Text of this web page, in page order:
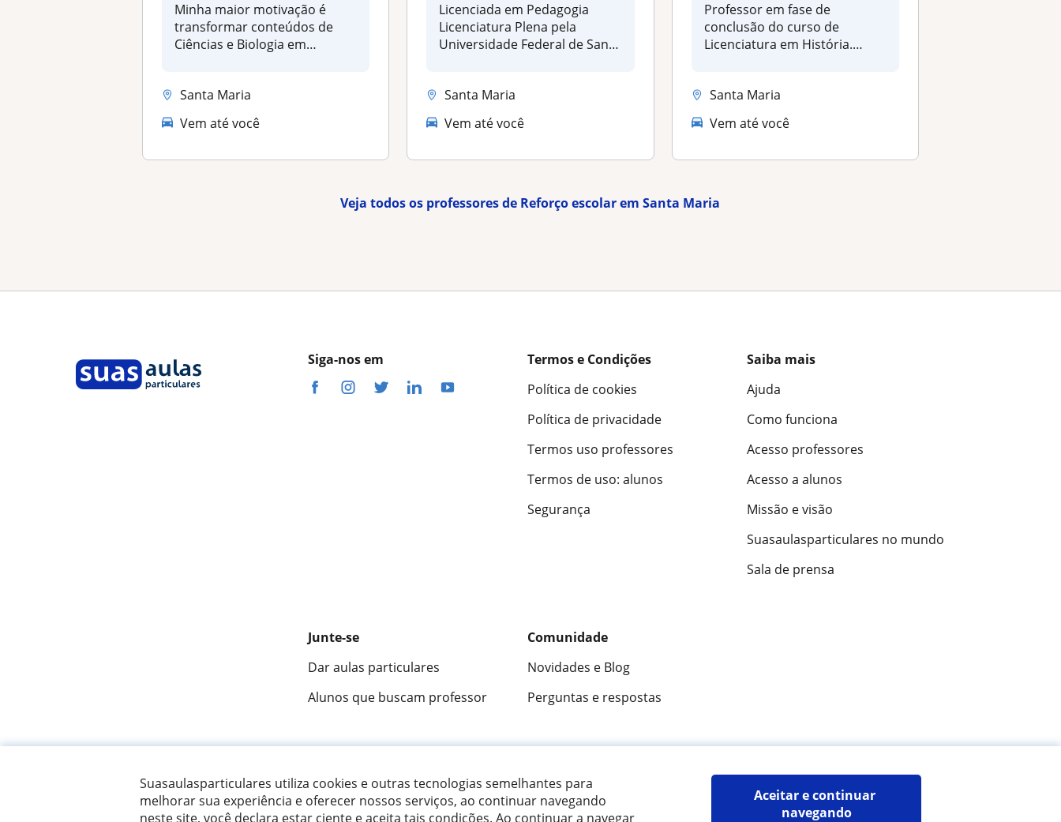
Suasaulasparticulares utiliza cookies e outras tecnologias semelhantes para
melhorar sua experiência e oferecer nossos serviços, ao continuar navegando
neste site, você declara estar ciente e aceita tais condições. Ao continuar a navegar
Aceitar e continuar
navegando
Minha maior motivação é
transformar conteúdos de
Ciências e Biologia em
Santa Maria
Vem até você
Licenciada em Pedagogia
Licenciatura Plena pela
Universidade Federal de Santa
Santa Maria
Vem até você
Professor em fase de
conclusão do curso de
Licenciatura em História.
Santa Maria
Vem até você
Veja todos os professores de Reforço escolar em Santa Maria
Siga-nos em
Termos e Condições
Política de cookies
Política de privacidade
Termos uso professores
Termos de uso: alunos
Segurança
Saiba mais
Ajuda
Como funciona
Acesso professores
Acesso a alunos
Missão e visão
Suasaulasparticulares no mundo
Sala de prensa
Junte-se
Dar aulas particulares
Alunos que buscam professor
Comunidade
Novidades e Blog
Perguntas e respostas
opiniões de alunos